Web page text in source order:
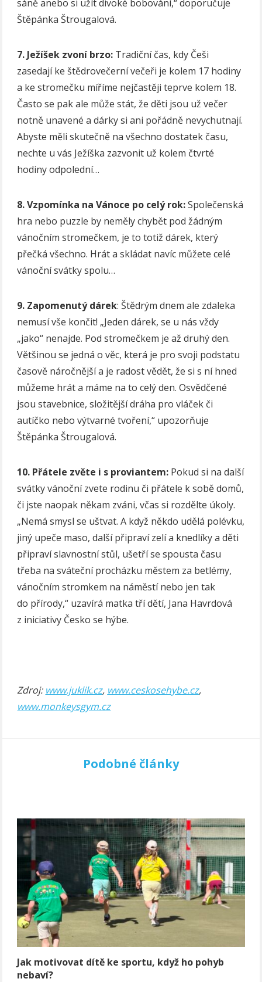
sáně anebo si užít divoké bobování,“ doporučuje
Štěpánka Štrougalová.
7. Ježíšek zvoní brzo: Tradiční čas, kdy Češi
zasedají ke štědrovečerní večeři je kolem 17 hodiny
a ke stromečku míříme nejčastěji teprve kolem 18.
Často se pak ale může stát, že děti jsou už večer
notně unavené a dárky si ani pořádně nevychutnají.
Abyste měli skutečně na všechno dostatek času,
nechte u vás Ježíška zazvonit už kolem čtvrté
hodiny odpolední…
8. Vzpomínka na Vánoce po celý rok:Společenská
hra nebo puzzle by neměly chybět pod žádným
vánočním stromečkem, je to totiž dárek, který
přečká všechno. Hrát a skládat navíc můžete celé
vánoční svátky spolu…
9. Zapomenutý dárek: Štědrým dnem ale zdaleka
nemusí vše končit! „Jeden dárek, se u nás vždy
„jako“ nenajde. Pod stromečkem je až druhý den.
Většinou se jedná o věc, která je pro svoji podstatu
časově náročnější a je radost vědět, že si s ní hned
můžeme hrát a máme na to celý den. Osvědčené
jsou stavebnice, složitější dráha pro vláček či
autíčko nebo výtvarné tvoření,“ upozorňuje
Štěpánka Štrougalová.
10. Přátele zvěte i s proviantem: Pokud si na další
svátky vánoční zvete rodinu či přátele k sobě domů,
či jste naopak někam zváni, včas si rozdělte úkoly.
„Nemá smysl se uštvat. A když někdo udělá polévku,
jiný upeče maso, další připraví zelí a knedlíky a děti
připraví slavnostní stůl, ušetří se spousta času
třeba na sváteční procházku městem za betlémy,
vánočním stromkem na náměstí nebo jen tak
do přírody,“ uzavírá matka tří dětí, Jana Havrdová
z iniciativy Česko se hýbe.
Zdroj: www.juklik.cz, www.ceskosehybe.cz,
www.monkeysgym.cz
Podobné články
Jak motivovat dítě ke sportu, když ho pohyb
nebaví?